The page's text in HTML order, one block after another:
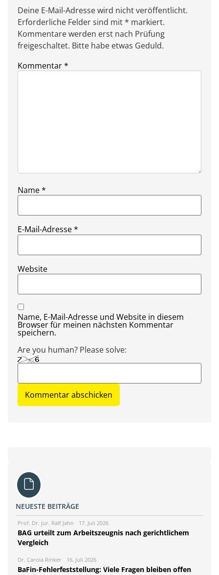
Deine E-Mail-Adresse wird nicht veröffentlicht.
Erforderliche Felder sind mit * markiert.
Kommentare werden erst nach Prüfung
freigeschaltet. Bitte habe etwas Geduld.
Kommentar*
Name*
E-Mail-Adresse*
Website
Name, E-Mail-Adresse und Website in diesem
Browser für meinen nächsten Kommentar
speichern.
Are you human? Please solve:
NEUESTE BEITRÄGE
Prof. Dr. jur. Ralf Jahn 17. Juli 2026
BAG urteilt zum Arbeitszeugnis nach gerichtlichem
Vergleich
Dr. Carola Rinker 16. Juli 2026
BaFin-Fehlerfeststellung: Viele Fragen bleiben offen